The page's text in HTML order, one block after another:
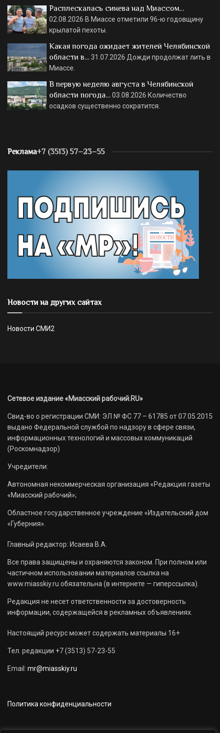
Расплескалась синева над Миассом…
02.08.2026 В Миассе отметили 96-ю годовщину
крылатой пехоты.
Какая погода ожидает жителей Челябинской
области в…31.07.2026 Дожди продолжат лить в
Миассе.
В первую неделю августа в Челябинской
области погода…03.08.2026 Количество
осадков существенно сократится.
Реклама+7 (3513) 57–23–55
Новости на других сайтах
Новости СМИ2
Сетевое издание «Миасский рабочий.RU»
Свид-во о регистрации СМИ: ЭЛ № ФС 77 – 61785 от 07.05.2015
выдано Федеральной службой по надзору в сфере связи,
информационных технологий и массовых коммуникаций
(Роскомнадзор)
Учредители:
Автономная некоммерческая организация «Редакция газеты
«Миасский рабочий»;
Областное государственное учреждение «Издательский дом
«Губерния».
Главный редактор: Исаева В.А.
Все права защищены и охраняются законом. При полном или
частичном использовании материалов ссылка на
www.miasskiy.ru обязательна (в интернете — гиперссылка).
Редакция не несет ответственности за достоверность
информации, содержащейся в рекламных объявлениях.
Настоящий ресурс может содержать материалы 16+
Тел. редакции +7 (3513) 57-23-55
Email: mr@miasskiy.ru
Политика конфиденциальности